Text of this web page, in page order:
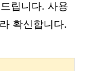
립니다. 사용
확신합니다.